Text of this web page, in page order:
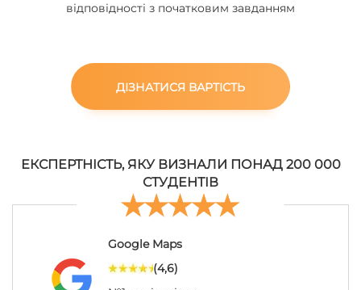
відповідності з початковим завданням
ДІЗНАТИСЯ ВАРТІСТЬ
ЕКСПЕРТНІСТЬ, ЯКУ ВИЗНАЛИ ПОНАД 200 000
СТУДЕНТІВ
Google Maps
(4,6)